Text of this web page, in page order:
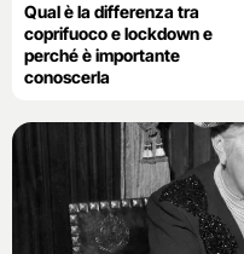
Qual è la differenza tra
coprifuoco e lockdown e
perché è importante
conoscerla